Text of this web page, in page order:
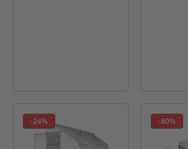
-24% -80%